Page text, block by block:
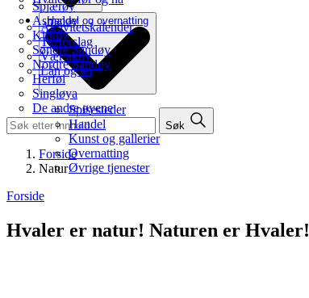
Spjærøy
Asmaløy
Kirkøy
Søndre Sandøy
Nordre Sandøy
Herføl
Singløya
De andre øyene
Aktivitetskalender
Turforslag
Vær aktiv
Lån og lei
Handel og overnatting
Spisesteder
Handel
Kunst og gallerier
Overnatting
Øvrige tjenester
Søk
Forside
Natur
Forside
Hvaler er natur! Naturen er Hvaler!